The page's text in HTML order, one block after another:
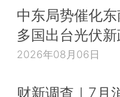
中东局势催化
多国出台光伏
2026年08月06日
财新调查｜7月